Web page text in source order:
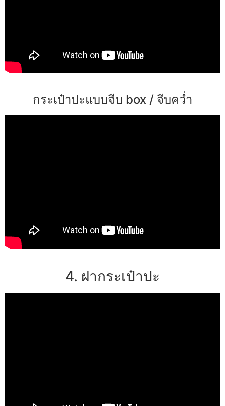
กระเป๋าปะแบบจีบ box / จีบคว่ำ
4. ฝากระเป๋าปะ